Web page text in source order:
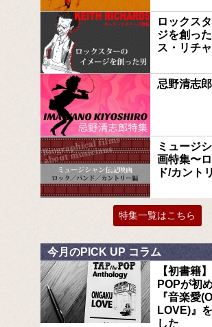
ロックス
ジを創っ
ス・リチ
忌野清志
ミュージ
画特集〜
ド/カント
特集一覧はこちら
今月のPICK UP コラム
【初書籍
POPが初
『音楽愛
LOVE)』
した